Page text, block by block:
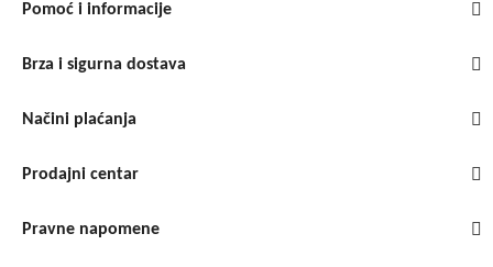
Pomoć i informacije
Brza i sigurna dostava
Načini plaćanja
Prodajni centar
Pravne napomene